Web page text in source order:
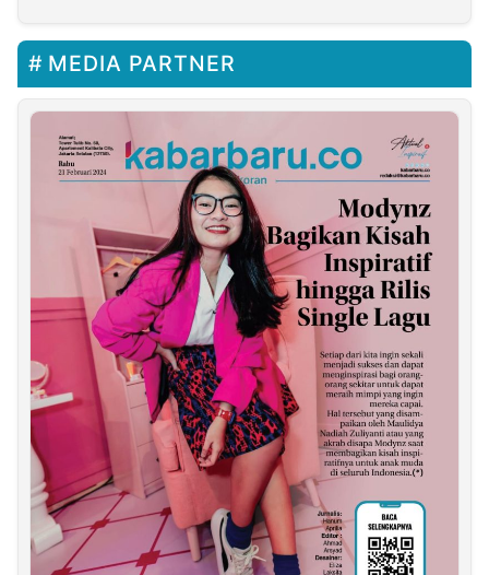
MEDIA PARTNER